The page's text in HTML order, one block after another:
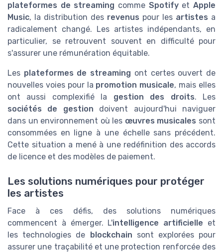
plateformes de streaming comme SpotifyetApple
Music, la distribution des revenus pour les artistes a
radicalement changé. Les artistes indépendants, en
particulier, se retrouvent souvent en difficulté pour
s'assurer une rémunération équitable.
Les plateformes de streaming ont certes ouvert de
nouvelles voies pour la promotion musicale, mais elles
ont aussi complexifié la gestion des droits. Les
sociétés de gestion doivent aujourd'hui naviguer
dans un environnement où les œuvres musicales sont
consommées en ligne à une échelle sans précédent.
Cette situation a mené à une redéfinition des accords
de licence et des modèles de paiement.
Les solutions numériques pour protéger
les artistes
Face à ces défis, des solutions numériques
commencent à émerger. L'intelligence artificielle et
les technologies de blockchain sont explorées pour
assurer une traçabilité et une protection renforcée des